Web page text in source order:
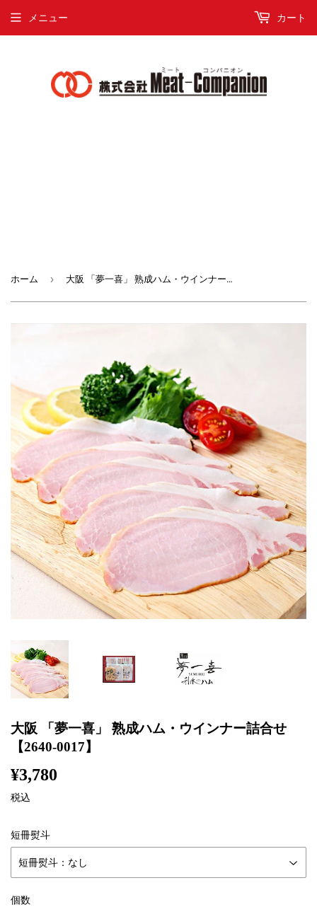
メニュー カート
ホーム › 大阪 「夢一喜」 熟成ハム・ウインナー詰合せ【2640-0017】
大阪 「夢一喜」 熟成ハム・ウインナー詰合せ
【2640-0017】
¥3,780
税込
短冊熨斗
個数